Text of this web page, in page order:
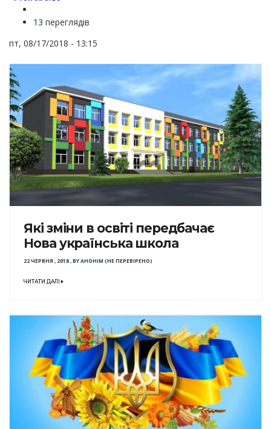
13 переглядів
пт, 08/17/2018 - 13:15
Які зміни в освіті передбачає
Нова українська школа
22 ЧЕРВНЯ , 2018,BYАНОНІМ (НЕ ПЕРЕВІРЕНО)
ЧИТАТИ ДАЛІ